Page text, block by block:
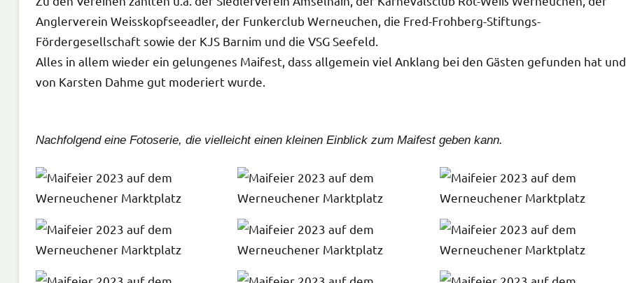
Anglerverein Weisskopfseeadler, der Funkerclub Werneuchen, die Fred-Frohberg-Stiftungs-
Fördergesellschaft sowie der KJS Barnim und die VSG Seefeld.
Alles in allem wieder ein gelungenes Maifest, dass allgemein viel Anklang bei den Gästen gefunden hat und
von Karsten Dahme gut moderiert wurde.
Nachfolgend eine Fotoserie, die vielleicht einen kleinen Einblick zum Maifest geben kann.